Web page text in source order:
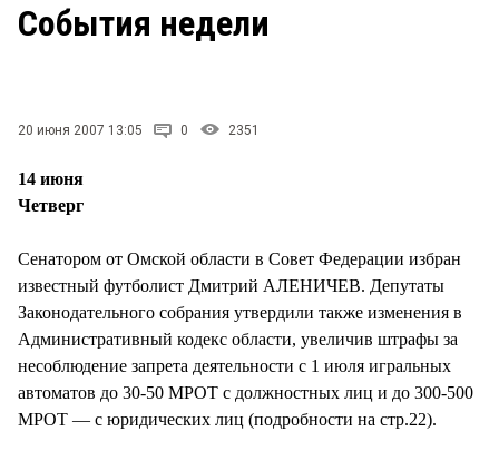
ЗАКОН
ПРОИСШЕСТВИЯ
СТИЛЬ ЖИЗНИ
События недели
20 июня 2007 13:05 0 2351
14 июня
Четверг
Сенатором от Омской области в Совет Федерации избран
известный футболист Дмитрий АЛЕНИЧЕВ. Депутаты
Законодательного собрания утвердили также изменения в
Административный кодекс области, увеличив штрафы за
несоблюдение запрета деятельности с 1 июля игральных
автоматов до 30-50 МРОТ с должностных лиц и до 300-500
МРОТ — с юридических лиц (подробности на стр.22).